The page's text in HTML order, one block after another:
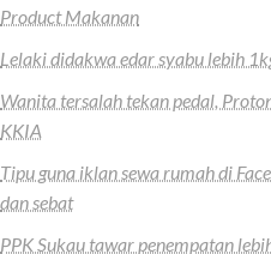
Product Makanan
Lelaki didakwa edar syabu lebih
Wanita tersalah tekan pedal,
KKIA
Tipu guna iklan sewa rumah di
dan sebat
PPK Sukau tawar penempatan